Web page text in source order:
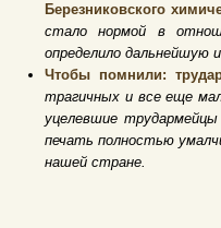
Березниковского
стало нормой в
определило дальнейшую
Чтобы помнили:
трагичных и все еще
уцелевшие
печать полностью
нашей стране.